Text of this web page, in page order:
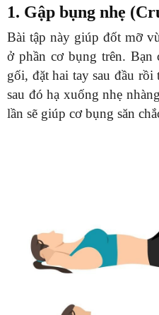
1. Gập bụng nhẹ
Bài tập này giúp đốt mỡ
ở phần cơ bụng trên. Bạn
gối, đặt hai tay sau đầu
sau đó hạ xuống nhẹ
lần sẽ giúp cơ bụng săn